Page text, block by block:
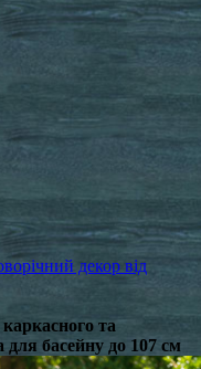
декор від
та
для басейну до 107 см